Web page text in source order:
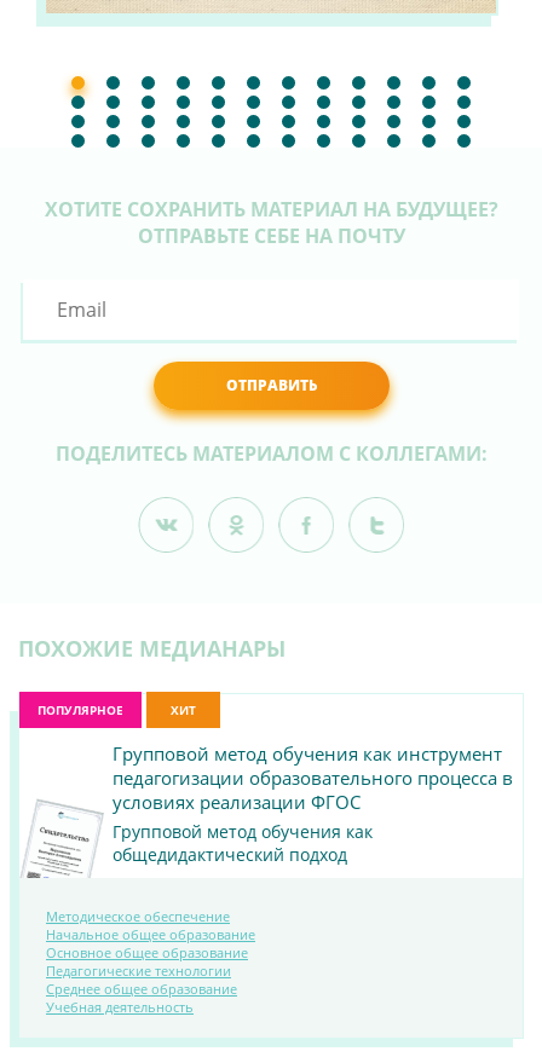
ХОТИТЕ СОХРАНИТЬ МАТЕРИАЛ НА БУДУЩЕЕ?
ОТПРАВЬТЕ СЕБЕ НА ПОЧТУ
ОТПРАВИТЬ
ПОДЕЛИТЕСЬ МАТЕРИАЛОМ С КОЛЛЕГАМИ:
ПОХОЖИЕ МЕДИАНАРЫ
ПОПУЛЯРНОЕ ХИТ
ПОСМОТРЕТЬ
МАТЕРИАЛ
Групповой метод обучения как инструмент
педагогизации образовательного процесса в
условиях реализации ФГОС
Групповой метод обучения как
общедидактический подход
Методическое обеспечение
Начальное общее образование
Основное общее образование
Педагогические технологии
Среднее общее образование
Учебная деятельность